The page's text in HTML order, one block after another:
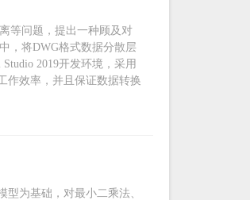
等问题，提出一种顾及对
，将DWG格式数据分散层
2019开发环境，采用
作效率，并且保证数据转换
为基础，对最小二乘法、